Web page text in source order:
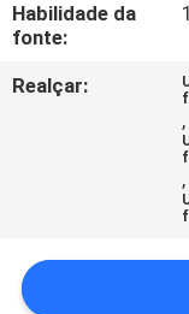
PEÇA
UMAS
SITE
Habilidade da
fonte:
Realçar:
,
,